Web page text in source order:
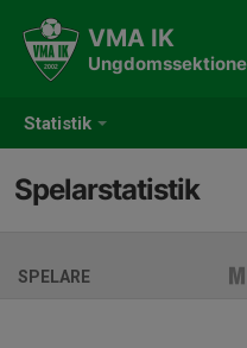
Statistik
VMA IK
Spelarstatistik
SPELARE